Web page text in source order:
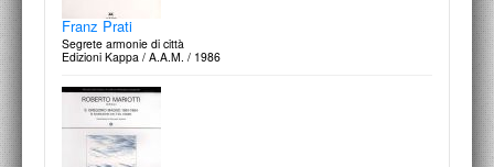
Aldo Rossi
Edizioni Kappa / A.A.M. / 1981
Franz Prati
Segrete armonie di città
Edizioni Kappa / A.A.M. / 1986